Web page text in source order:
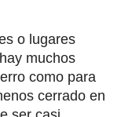
o lugares
muchos
como para
cerrado en